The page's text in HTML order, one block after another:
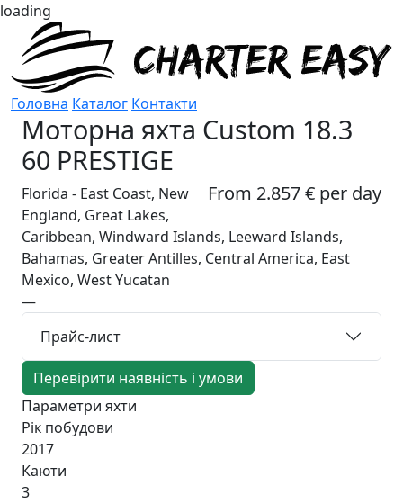
loading
Головна Каталог Контакти
Моторна яхта Custom 18.3
60 PRESTIGE
From 2.857 € per day
Florida - East Coast, New
England, Great Lakes,
Caribbean, Windward Islands, Leeward Islands,
Bahamas, Greater Antilles, Central America, East
Mexico, West Yucatan
—
Прайс-лист
Перевірити наявність і умови
Параметри яхти
Рік побудови
2017
Каюти
3